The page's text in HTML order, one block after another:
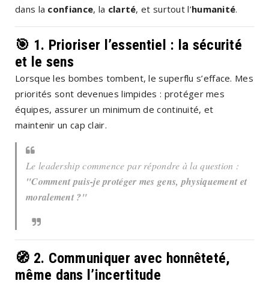
dans la confiance, la clarté, et surtout l’humanité.
🎯 1. Prioriser l’essentiel : la sécurité
et le sens
Lorsque les bombes tombent, lesuperflu s’efface. Mes
priorités sont devenues limpides : protéger mes
équipes, assurer un minimum de continuité, et
maintenir un cap clair.
Le leadership commence par répondre à la question :
"Comment puis-je protéger mes gens, physiquement et
moralement ?"
🧭 2. Communiquer avec honnêteté,
même dans l’incertitude